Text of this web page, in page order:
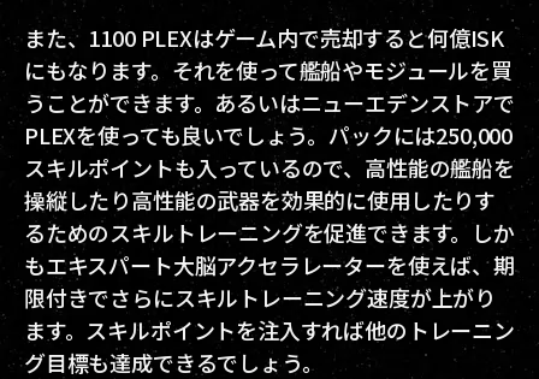
また、1100 PLEXはゲーム内で売却すると何億ISK
にもなります。それを使って艦船やモジュールを買
うことができます。あるいはニューエデンストアで
PLEXを使っても良いでしょう。パックには250,000
スキルポイントも入っているので、高性能の艦船を
操縦したり高性能の武器を効果的に使用したりす
るためのスキルトレーニングを促進できます。しか
もエキスパート大脳アクセラレーターを使えば、期
限付きでさらにスキルトレーニング速度が上がり
ます。スキルポイントを注入すれば他のトレーニン
グ目標も達成できるでしょう。